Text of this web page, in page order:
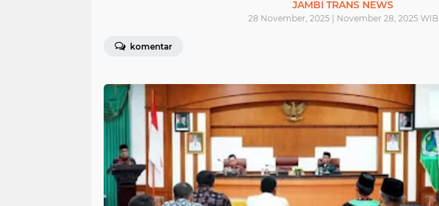
JAMBI TRANS NEWS
28 November, 2025 | November 28, 2025 WIB
komentar